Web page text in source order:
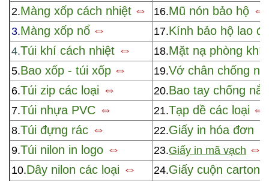
2.Màng xốp cách nhiệt ⇔ 16.Mũ nón bảo hộ ⇔
3.Màng xốp nổ ⇔ 17.Kính bảo hộ lao
4.Túi khí cách nhiệt ⇔ 18.Mặt nạ phòng khí
5.Bao xốp - túi xốp ⇔ 19.Vớ chân chống
6.Túi zip các loại ⇔ 20.Bao tay chống
7.Túi nhựa PVC ⇔ 21.Tạp dề các loại ⇔
8.Túi đựng rác ⇔ 22.Giấy in hóa đơn
9.Túi nilon in logo ⇔ 23.Giấy in mã vạch ⇔
10.Dây nilon các loại ⇔ 24.Giấy cuộn carton